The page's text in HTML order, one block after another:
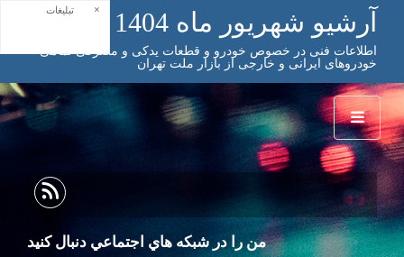
آرشیو شهریور ماه 1404
اطلاعات فنی در خصوص خودرو و قطعات یدکی و مصرفی تمامی
خودروهای ایرانی و خارجی از بازار ملت تهران
من را در شبكه هاي اجتماعي دنبال كنيد
تبلیغات ×